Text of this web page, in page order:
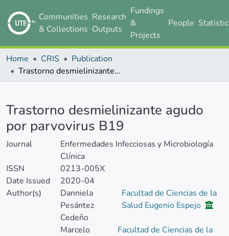
Communities
& Collections
Research
Outputs
Fundings
&
Projects
People
Home CRIS
Publication
Trastorno desmielinizante agudo por parvovirus B19
Trastorno desmielinizante agudo
por parvovirus B19
Journal
Enfermedades Infecciosas y Microbiología
Clínica
ISSN
0213-005X
Date Issued
2020-04
Author(s)
Danniela
Pesántez
Cedeño
Facultad de Ciencias de la
Salud Eugenio Espejo
Marcelo
Facultad de Ciencias de la